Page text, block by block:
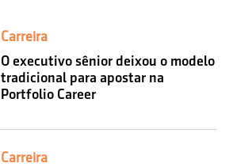
Carreira
O executivo sênior deixou o modelo
tradicional para apostar na
Portfolio Career
Carreira